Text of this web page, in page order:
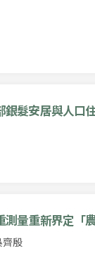
髮安居與人口
量重新界定「農
齊殷